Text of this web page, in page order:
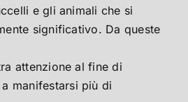
e gli animali che si
significativo. Da queste
attenzione al fine di
manifestarsi più di